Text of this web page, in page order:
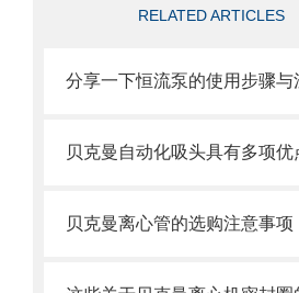
RELATED ARTICLES
分享一下恒流泵的使用步骤与
贝克曼自动化吸头具有多项优
贝克曼离心管的选购注意事项